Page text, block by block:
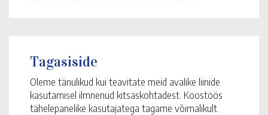
Tagasiside
Oleme tänulikud kui teavitate meid avalike liinide
kasutamisel ilmnenud kitsaskohtadest. Koostöös
tähelepanelike kasutajatega tagame võimalikult